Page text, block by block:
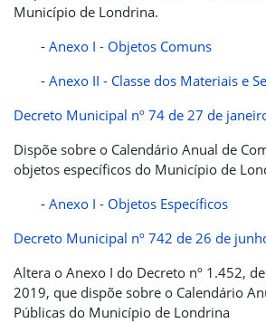
Município de Londrina.
- Anexo I - Objetos Comuns
- Anexo II - Classe dos Materiais e
Decreto Municipal nº 74 de 27 de
Dispõe sobre o Calendário Anual de
objetos específicos do Município de
- Anexo I - Objetos Específicos
Decreto Municipal nº 742 de 26 de
Altera o Anexo I do Decreto nº 1.452,
2019, que dispõe sobre o Calendário
Públicas do Município de Londrina